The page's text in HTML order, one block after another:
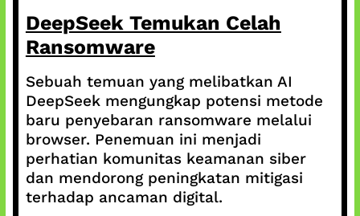
DeepSeek Temukan Celah
Ransomware
Sebuah temuan yang melibatkan AI
DeepSeek mengungkap potensi metode
baru penyebaran ransomware melalui
browser. Penemuan ini menjadi
perhatian komunitas keamanan siber
dan mendorong peningkatan mitigasi
terhadap ancaman digital.